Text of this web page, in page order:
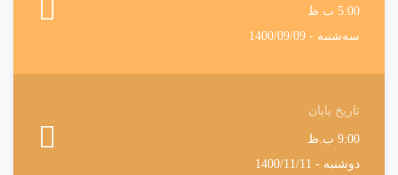
5:00 ب.ظ
سه‌شنبه - 1400/09/09
تاریخ پایان
9:00 ب.ظ
دوشنبه - 1400/11/11